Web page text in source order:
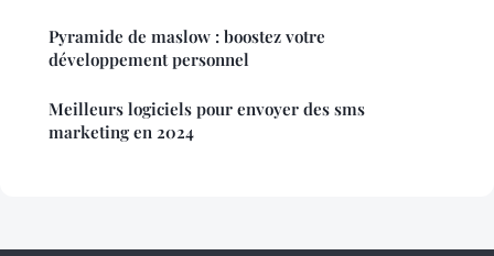
Pyramide de maslow : boostez votre
développement personnel
Meilleurs logiciels pour envoyer des sms
marketing en 2024